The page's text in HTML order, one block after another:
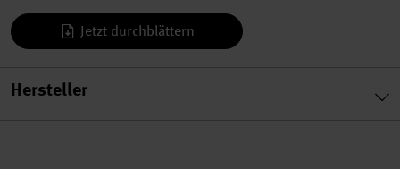
Jetzt durchblättern
Hersteller